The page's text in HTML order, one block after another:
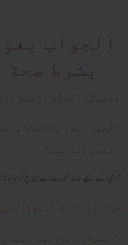
الجواب
بشرط صحة
وعلیکم السلام ورحمة
الحمد لله، والصلاة
الله، أما بعد!
آدمی کے لیے حاملہ عورت سے جماع کرنا
﴿نِسَاؤُكُمْ حَرْثٌ لَّكُمْ﴾ (البقرۃ
’’ تمہاری عورتیں